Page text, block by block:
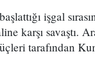
işgal
karşı savaştı.
tarafından